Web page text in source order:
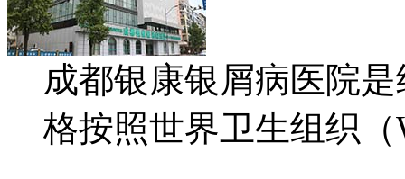
成都银康银屑病医院
格按照世界卫生组织（